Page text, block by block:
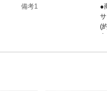
備考1
●
(